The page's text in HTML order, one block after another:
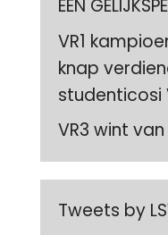
EEN
VR1
knap
studenticosi
VR3 wint
Tweets by